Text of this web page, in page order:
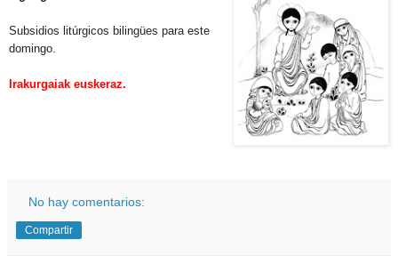
Subsidios litúrgicos bilingües para este
domingo.
Irakurgaiak euskeraz.
No hay comentarios:
Compartir